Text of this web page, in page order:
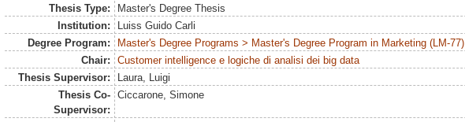
Thesis Type:
Master's Degree Thesis
Institution:
Luiss Guido Carli
Degree Program:
Master's Degree Programs > Master's Degree Program in Marketing (LM-77)
Chair:
Customer intelligence e logiche di analisi dei big data
Thesis Supervisor:
Laura, Luigi
Thesis Co-
Supervisor:
Ciccarone, Simone